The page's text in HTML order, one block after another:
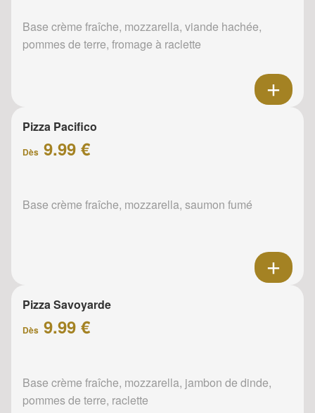
Base crème fraîche, mozzarella, viande hachée,
pommes de terre, fromage à raclette
Pizza Pacifico
Dès 9.99 €
Base crème fraîche, mozzarella, saumon fumé
Pizza Savoyarde
Dès 9.99 €
Base crème fraîche, mozzarella, jambon de dinde,
pommes de terre, raclette